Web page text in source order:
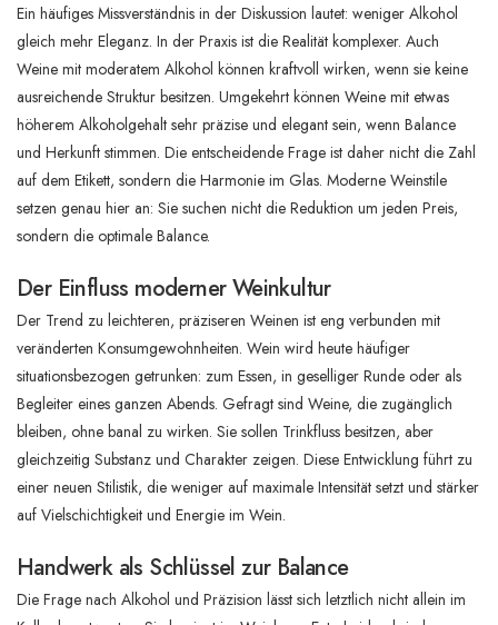
Ein häufiges Missverständnis in der Diskussion lautet: weniger Alkohol
gleich mehr Eleganz. In der Praxis ist die Realität komplexer. Auch
Weine mit moderatem Alkohol können kraftvoll wirken, wenn sie keine
ausreichende Struktur besitzen. Umgekehrt können Weine mit etwas
höherem Alkoholgehalt sehr präzise und elegant sein, wenn Balance
und Herkunft stimmen. Die entscheidende Frage ist daher nicht die Zahl
auf dem Etikett, sondern die Harmonie im Glas. Moderne Weinstile
setzen genau hier an: Sie suchen nicht die Reduktion um jeden Preis,
sondern die optimale Balance.
Der Einfluss moderner Weinkultur
Der Trend zu leichteren, präziseren Weinen ist eng verbunden mit
veränderten Konsumgewohnheiten. Wein wird heute häufiger
situationsbezogen getrunken: zum Essen, in geselliger Runde oder als
Begleiter eines ganzen Abends. Gefragt sind Weine, die zugänglich
bleiben, ohne banal zu wirken. Sie sollen Trinkfluss besitzen, aber
gleichzeitig Substanz und Charakter zeigen. Diese Entwicklung führt zu
einer neuen Stilistik, die weniger auf maximale Intensität setzt und stärker
auf Vielschichtigkeit und Energie im Wein.
Handwerk als Schlüssel zur Balance
Die Frage nach Alkohol und Präzision lässt sich letztlich nicht allein im